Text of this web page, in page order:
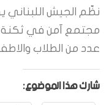
نظّم الجيش اللبناني
مجتمع آمن في
عدد من الطلاب
شارك هذا الموضوع: